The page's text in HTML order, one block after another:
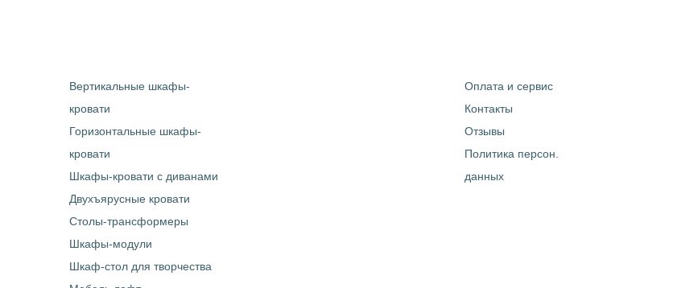
Вертикальные шкафы-
кровати
Горизонтальные шкафы-
кровати
Шкафы-кровати с диванами
Двухъярусные кровати
Столы-трансформеры
Шкафы-модули
Шкаф-стол для творчества
Оплата и сервис
Контакты
Отзывы
Политика персон.
данных